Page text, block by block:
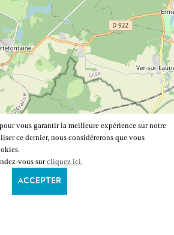
vous garantir la meilleure expérience sur notre
ce dernier, nous considérerons que vous
vous surcliquez ici.
ACCEPTER